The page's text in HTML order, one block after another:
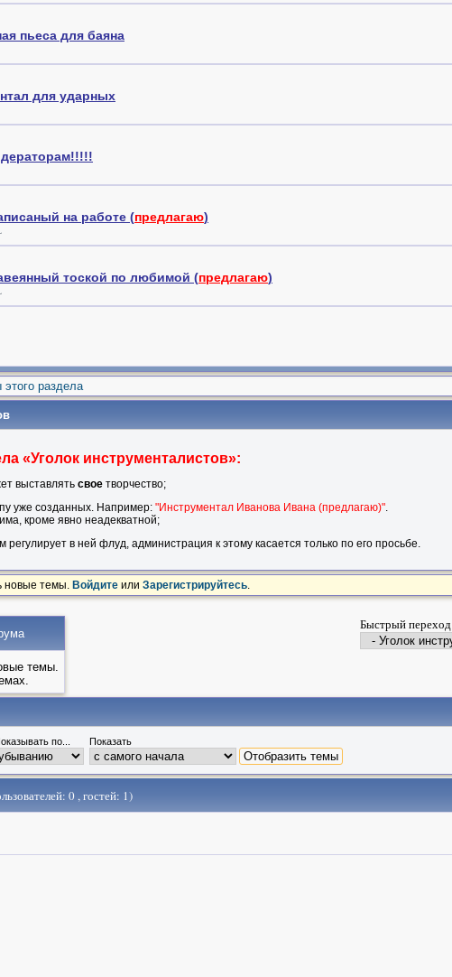
пьеса для баяна
для ударных
на работе (предлагаю)
тоской по любимой (предлагаю)
раздела
«Уголок инструменталистов»:
выставлять свое творчество;
уже созданных. Например: "Инструментал Иванова Ивана (предлагаю)".
кроме явно неадекватной;
в ней флуд, администрация к этому касается только по его просьбе.
новые темы. Войдитеили Зарегистрируйтесь.
Быстрый переход
темы.
по... Показать
0 , гостей: 1)